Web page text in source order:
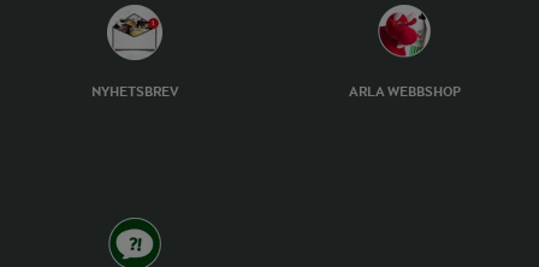
NYHETSBREV ARLA WEBBSHOP